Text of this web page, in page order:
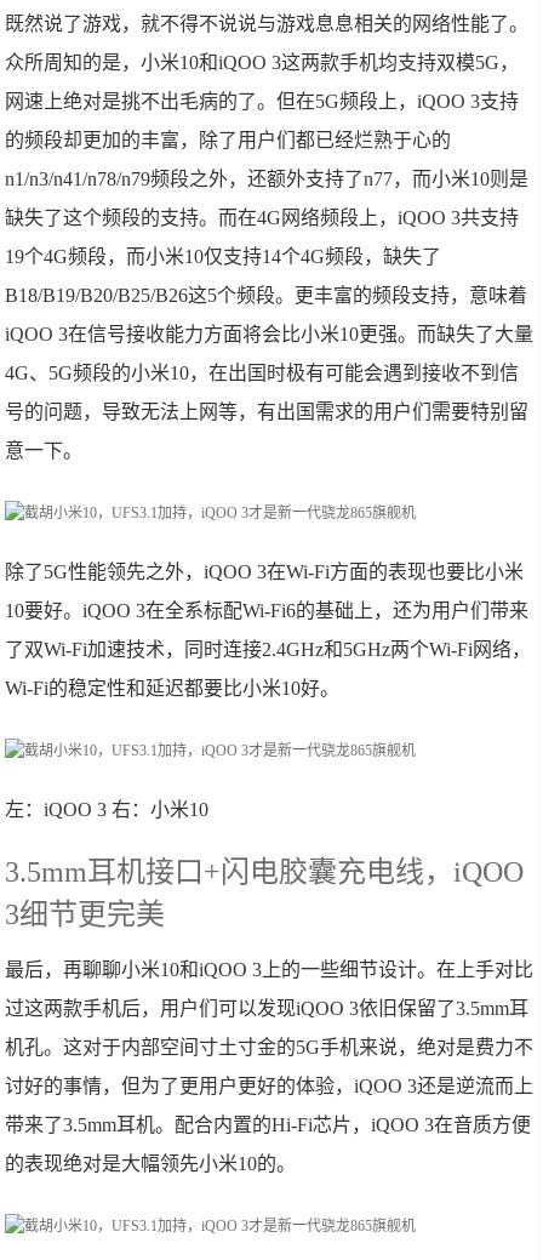
既然说了游戏，就不得不说说与游戏息息相关的网络性能了。
众所周知的是，小米10和iQOO 3这两款手机均支持双模5G，
网速上绝对是挑不出毛病的了。但在5G频段上，iQOO 3支持
的频段却更加的丰富，除了用户们都已经烂熟于心的
n1/n3/n41/n78/n79频段之外，还额外支持了n77，而小米10则是
缺失了这个频段的支持。而在4G网络频段上，iQOO 3共支持
19个4G频段，而小米10仅支持14个4G频段，缺失了
B18/B19/B20/B25/B26这5个频段。更丰富的频段支持，意味着
iQOO 3在信号接收能力方面将会比小米10更强。而缺失了大量
4G、5G频段的小米10，在出国时极有可能会遇到接收不到信
号的问题，导致无法上网等，有出国需求的用户们需要特别留
意一下。
除了5G性能领先之外，iQOO 3在Wi-Fi方面的表现也要比小米
10要好。iQOO 3在全系标配Wi-Fi6的基础上，还为用户们带来
了双Wi-Fi加速技术，同时连接2.4GHz和5GHz两个Wi-Fi网络，
Wi-Fi的稳定性和延迟都要比小米10好。
左：iQOO 3 右：小米10
3.5mm耳机接口+闪电胶囊充电线，iQOO
3细节更完美
最后，再聊聊小米10和iQOO 3上的一些细节设计。在上手对比
过这两款手机后，用户们可以发现iQOO 3依旧保留了3.5mm耳
机孔。这对于内部空间寸土寸金的5G手机来说，绝对是费力不
讨好的事情，但为了更用户更好的体验，iQOO 3还是逆流而上
带来了3.5mm耳机。配合内置的Hi-Fi芯片，iQOO 3在音质方便
的表现绝对是大幅领先小米10的。